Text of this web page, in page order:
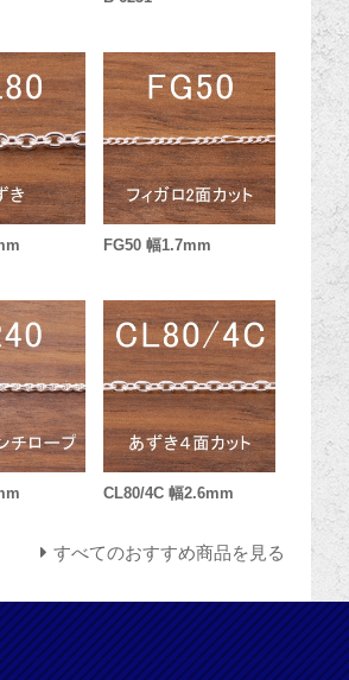
FG50 幅1.7mm
CL80/4C 幅2.6mm
すべてのおすすめ商品を見る